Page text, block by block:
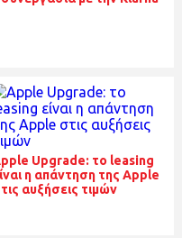
Upgrade: το leasing
η απάντηση της Apple
αυξήσεις τιμών